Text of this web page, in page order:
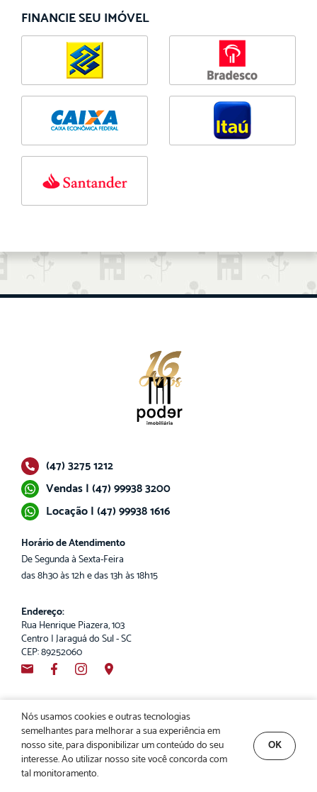
Nós usamos cookies e outras tecnologias
semelhantes para melhorar a sua experiência em
nosso site, para disponibilizar um conteúdo do seu
interesse. Ao utilizar nosso site você concorda com
tal monitoramento.
OK
FINANCIE SEU IMÓVEL
(47) 3275 1212
Vendas | (47) 99938 3200
Locação | (47) 99938 1616
Horário de Atendimento
De Segunda à Sexta-Feira
das 8h30 às 12h e das 13h às 18h15
Endereço:
Rua Henrique Piazera, 103
Centro | Jaraguá do Sul - SC
CEP: 89252060
Poder Imóveis. CRECI 2932-J. Copyright© 2026. Todos os direitos reservados.